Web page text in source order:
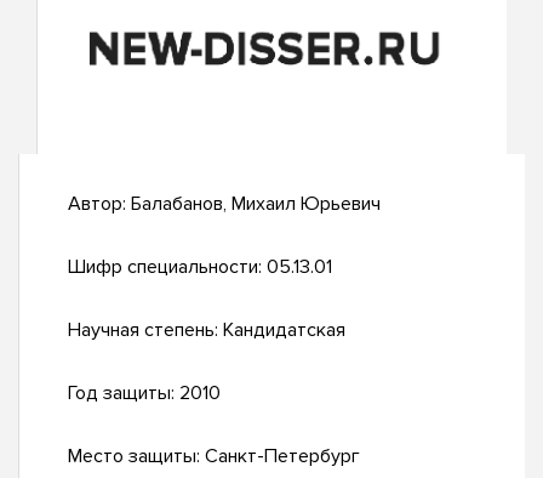
Автор: Балабанов, Михаил Юрьевич
Шифр специальности: 05.13.01
Научная степень: Кандидатская
Год защиты: 2010
Место защиты: Санкт-Петербург